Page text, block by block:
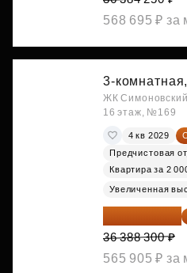
568 695 ₽ за
3-комнатная,
ЖК Симоновский
16 этаж, №169
4 кв 2029
Предчистовая
Квартира за 2
Увеличенная
33 841 119 ₽
36 388 300 ₽
565 905 ₽ за